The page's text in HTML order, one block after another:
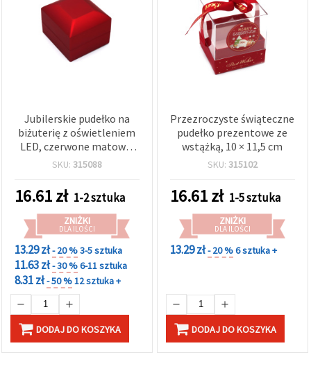
Jubilerskie pudełko na
biżuterię z oświetleniem
LED, czerwone matowe,
5,8 x 6,3 x 4,9 cm
SKU: 315088
16.61zł 1-2 sztuka
ZNIŻKI
DLA ILOŚCI
13.29 zł- 20 %3-5 sztuka
11.63 zł- 30 %6-11 sztuka
8.31 zł- 50 %12 sztuka +
DODAJ DO KOSZYKA
Przezroczyste świąteczne
pudełko prezentowe ze
wstążką, 10 × 11,5 cm
SKU: 315102
16.61zł 1-5 sztuka
ZNIŻKI
DLA ILOŚCI
13.29 zł- 20 %6 sztuka +
DODAJ DO KOSZYKA